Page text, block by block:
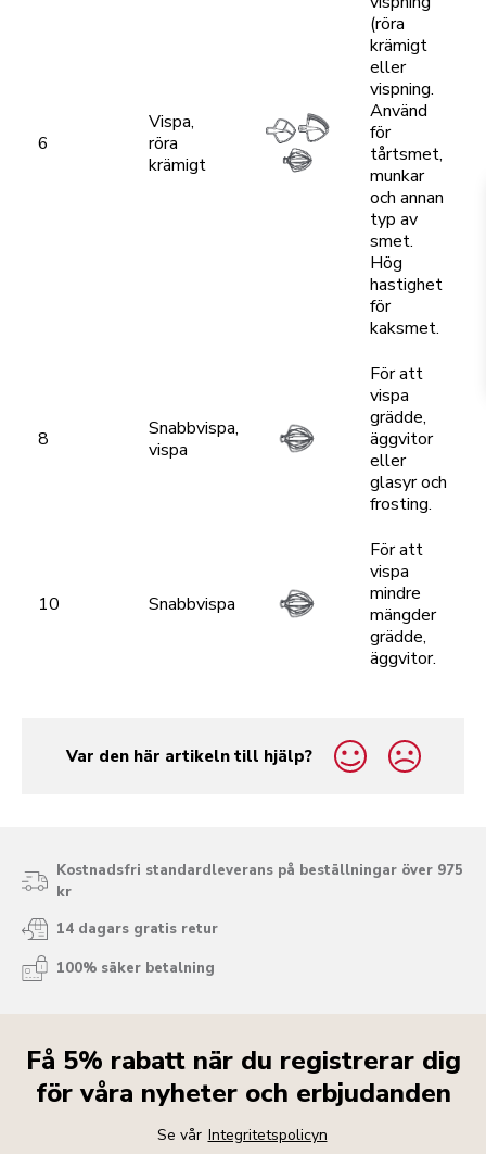
6
Vispa,
röra
krämigt
(röra
krämigt
eller
vispning.
Använd
för
tårtsmet,
munkar
och annan
typ av
smet.
Hög
hastighet
för
kaksmet.
8
Snabbvispa,
vispa
För att
vispa
grädde,
äggvitor
eller
glasyr och
frosting.
10 Snabbvispa
För att
vispa
mindre
mängder
grädde,
äggvitor.
Var den här artikeln till hjälp?
yes
no
Kostnadsfri standardleverans på beställningar över 975
kr
14 dagars gratis retur
100% säker betalning
Få 5% rabatt när du registrerar dig
för våra nyheter och erbjudanden
Se vår Integritetspolicyn